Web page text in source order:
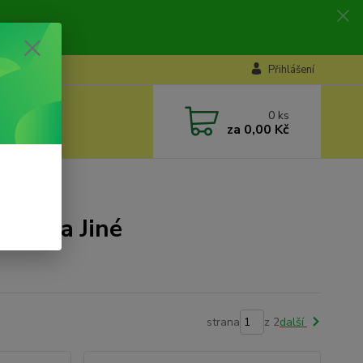
Přihlášení
0 ks
za 0,00 Kč
a Jiné
strana z 2další